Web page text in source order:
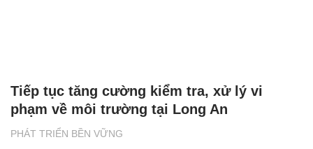
PHÁT TRIỂN BỀN VỮNG
Tiếp tục tăng cường kiểm tra, xử lý vi
phạm về môi trường tại Long An